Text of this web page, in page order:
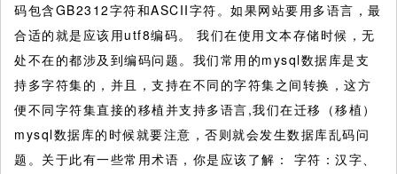
码包含GB2312字符和ASCII字符。如果网站要用多语言，最
合适的就是应该用utf8编码。 我们在使用文本存储时候，无
处不在的都涉及到编码问题。我们常用的mysql数据库是支
持多字符集的，并且，支持在不同的字符集之间转换，这方
便不同字符集直接的移植并支持多语言,我们在迁移（移植）
mysql数据库的时候就要注意，否则就会发生数据库乱码问
题。关于此有一些常用术语，你是应该了解： 字符：汉字、